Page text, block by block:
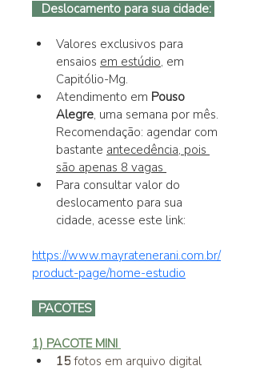
   Deslocamento para sua cidade:
Valores exclusivos para
ensaios em estúdio, em
Capitólio-Mg.
Atendimento em Pouso
Alegre, uma semana por mês.
Recomendação: agendar com
bastante antecedência, pois
são apenas 8 vagas
Para consultar valor do
deslocamento para sua
cidade, acesse este link:
https://www.mayratenerani.com.br/
product-page/home-estudio
PACOTES
1) PACOTE MINI
15 fotos em arquivo digital